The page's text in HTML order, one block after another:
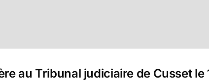
au Tribunal judiciaire de Cusset le